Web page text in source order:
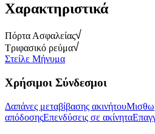
Χαρακτηριστικά
Πόρτα Ασφαλείας
Τριφασικό ρεύμα
Στείλε Μήνυμα
Χρήσιμοι Σύνδεσμοι
Δαπάνες μεταβίβασης ακινήτου
απόδοσηςΕπενδύσεις σε ακίνητα